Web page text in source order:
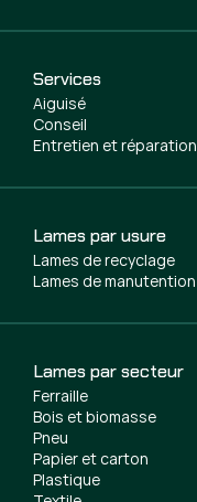
Services
Aiguisé
Conseil
Entretien et réparation
Lames par usure
Lames de recyclage
Lames de manutention
Lames par secteur
Ferraille
Bois et biomasse
Pneu
Papier et carton
Plastique